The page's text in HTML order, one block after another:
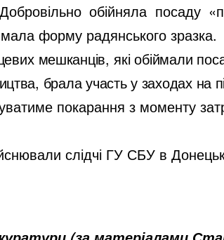
обійняла посаду
форму радянського зразка.
мешканців, які обіймали
брала участь у заходах на
покарання з моменту
слідчі ГУ СБУ в